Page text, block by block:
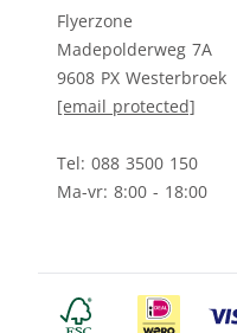
Flyerzone
Madepolderweg 7A
9608 PX Westerbroek
[email protected]
Tel: 088 3500 150
Ma-vr: 8:00 - 18:00